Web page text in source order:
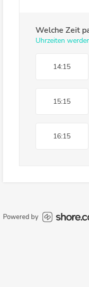
Welche Zeit
Uhrzeiten
14:15
15:15
16:15
Powered by